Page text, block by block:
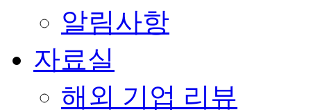
알림사항
자료실
해외 기업 리뷰